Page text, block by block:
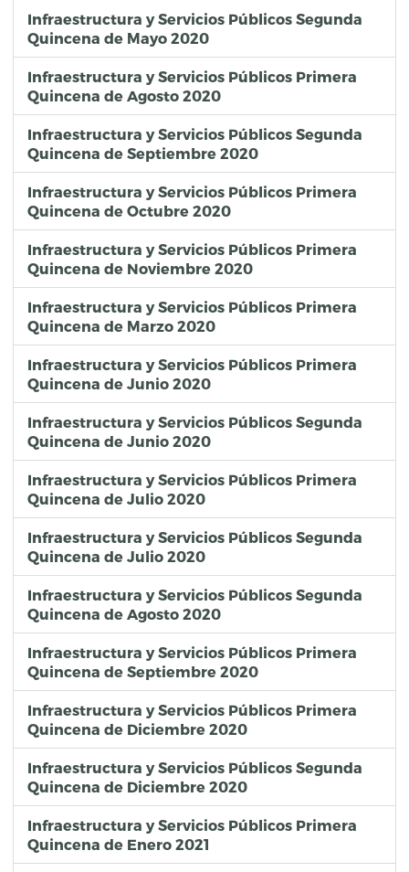
Infraestructura y Servicios Públicos Segunda
Quincena de Mayo 2020
Infraestructura y Servicios Públicos Primera
Quincena de Agosto 2020
Infraestructura y Servicios Públicos Segunda
Quincena de Septiembre 2020
Infraestructura y Servicios Públicos Primera
Quincena de Octubre 2020
Infraestructura y Servicios Públicos Primera
Quincena de Noviembre 2020
Infraestructura y Servicios Públicos Primera
Quincena de Marzo 2020
Infraestructura y Servicios Públicos Primera
Quincena de Junio 2020
Infraestructura y Servicios Públicos Segunda
Quincena de Junio 2020
Infraestructura y Servicios Públicos Primera
Quincena de Julio 2020
Infraestructura y Servicios Públicos Segunda
Quincena de Julio 2020
Infraestructura y Servicios Públicos Segunda
Quincena de Agosto 2020
Infraestructura y Servicios Públicos Primera
Quincena de Septiembre 2020
Infraestructura y Servicios Públicos Primera
Quincena de Diciembre 2020
Infraestructura y Servicios Públicos Segunda
Quincena de Diciembre 2020
Infraestructura y Servicios Públicos Primera
Quincena de Enero 2021